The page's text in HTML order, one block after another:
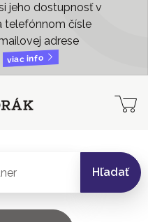
jeho dostupnosť v
telefónnom čísle
adrese
viac info
Hľadať